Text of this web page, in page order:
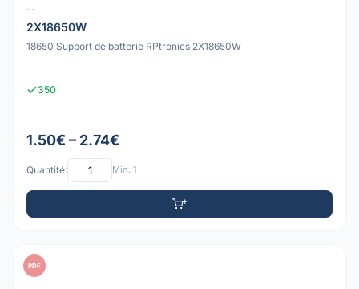
--
2X18650W
18650 Support de batterie RPtronics 2X18650W
350
1.50€ – 2.74€
Quantité: Min: 1
PDF